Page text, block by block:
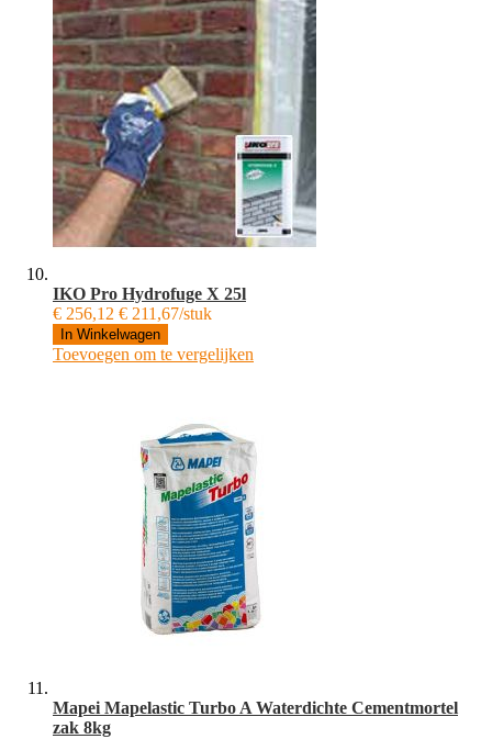
IKO Pro Hydrofuge X 25l
€ 256,12 € 211,67/stuk
In Winkelwagen
Toevoegen om te vergelijken
Mapei Mapelastic Turbo A Waterdichte Cementmortel
zak 8kg